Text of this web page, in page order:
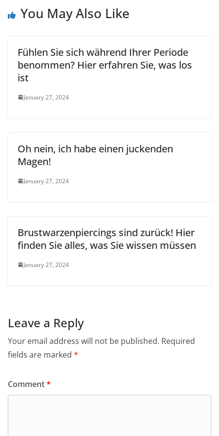
You May Also Like
Fühlen Sie sich während Ihrer Periode
benommen? Hier erfahren Sie, was los
ist
January 27, 2024
Oh nein, ich habe einen juckenden
Magen!
January 27, 2024
Brustwarzenpiercings sind zurück! Hier
finden Sie alles, was Sie wissen müssen
January 27, 2024
Leave a Reply
Your email address will not be published. Required
fields are marked *
Comment*